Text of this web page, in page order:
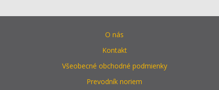
O nás
Kontakt
Všeobecné obchodné podmienky
Prevodník noriem